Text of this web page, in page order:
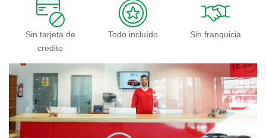
Sin tarjeta de
credito
Todo incluído Sin franquicia